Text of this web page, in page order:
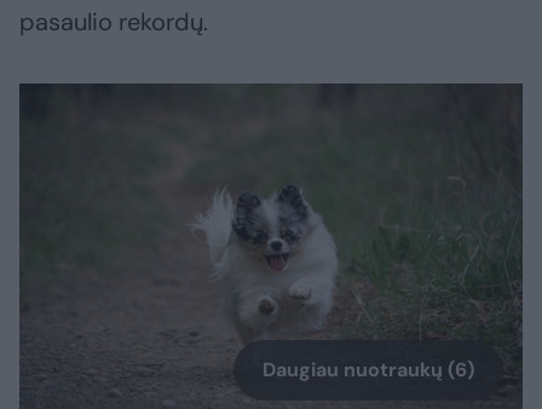
pasaulio rekordų.
Daugiau nuotraukų (6)